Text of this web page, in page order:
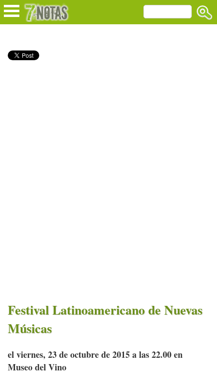
Festival Latinoamericano de Nuevas
Músicas
el viernes, 23 de octubre de 2015 a las 22.00 en
Museo del Vino